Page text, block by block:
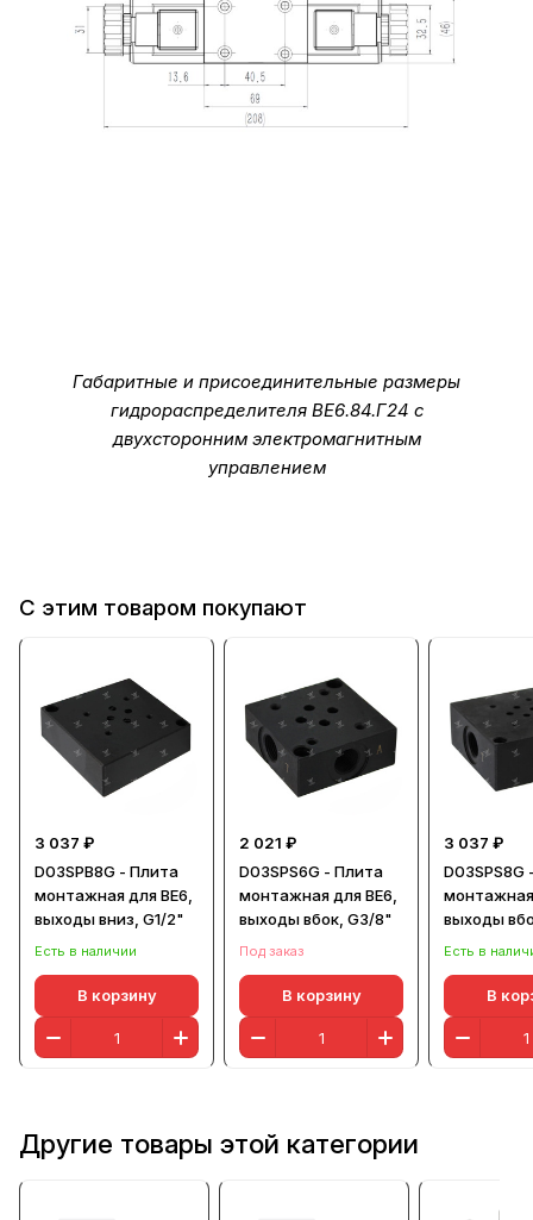
Габаритные и присоединительные размеры
гидрораспределителя ВЕ6.84.Г24 с
двухсторонним электромагнитным
управлением
С этим товаром покупают
3 037 ₽
D03SPB8G - Плита
монтажная для ВЕ6,
выходы вниз, G1/2"
Есть в наличии
В корзину
2 021 ₽
D03SPS6G - Плита
монтажная для ВЕ6,
выходы вбок, G3/8"
Под заказ
В корзину
3 037 ₽
D03SPS8G
выходы
Есть в
В
Другие товары этой категории